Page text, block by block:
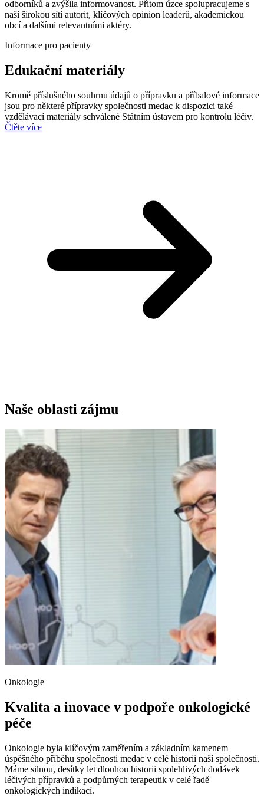
odborníků a zvýšila informovanost. Přitom úzce spolupracujeme s
naší širokou sítí autorit, klíčových opinion leaderů, akademickou
obcí a dalšími relevantními aktéry.
Informace pro pacienty
Edukační materiály
Kromě příslušného souhrnu údajů o přípravku a příbalové informace
jsou pro některé přípravky společnosti medac k dispozici také
vzdělávací materiály schválené Státním ústavem pro kontrolu léčiv.
Čtěte více
Naše oblasti zájmu
Onkologie
Kvalita a inovace v podpoře onkologické
péče
Onkologie byla klíčovým zaměřením a základním kamenem
úspěšného příběhu společnosti medac v celé historii naší společnosti.
Máme silnou, desítky let dlouhou historii spolehlivých dodávek
léčivých přípravků a podpůrných terapeutik v celé řadě
onkologických indikací.